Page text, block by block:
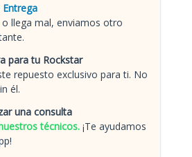
o llega mal, enviamos otro
para tu Rockstar
repuesto exclusivo para ti. No
él.
una consulta
técnicos. ¡Te ayudamos